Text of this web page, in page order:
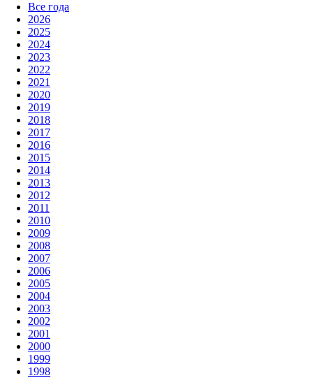
Все года
2026
2025
2024
2023
2022
2021
2020
2019
2018
2017
2016
2015
2014
2013
2012
2011
2010
2009
2008
2007
2006
2005
2004
2003
2002
2001
2000
1999
1998